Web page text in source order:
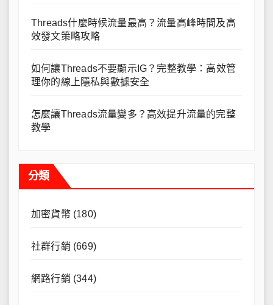
Threads什麼時候流量最高？流量高峰時間及高
效發文策略攻略
如何讓Threads不要顯示IG？完整教學：高效管
理你的線上隱私與數據安全
怎麼讓Threads流量變多？高效提升流量的完整
教學
分類
加密貨幣(180)
社群行銷 (669)
網路行銷 (344)